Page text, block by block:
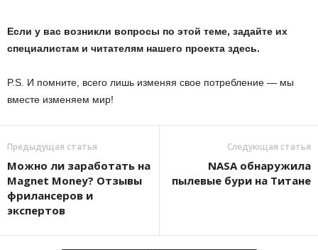
Если у вас возникли вопросы по этой теме, задайте их
специалистам и читателям нашего проекта здесь.
P.S. И помните, всего лишь изменяя свое потребление — мы
вместе изменяем мир!
Предыдущая статья
Можно ли заработать на
Magnet Money? Отзывы
фрилансеров и
экспертов
Следующая статья
NASA обнаружила
пылевые бури на Титане